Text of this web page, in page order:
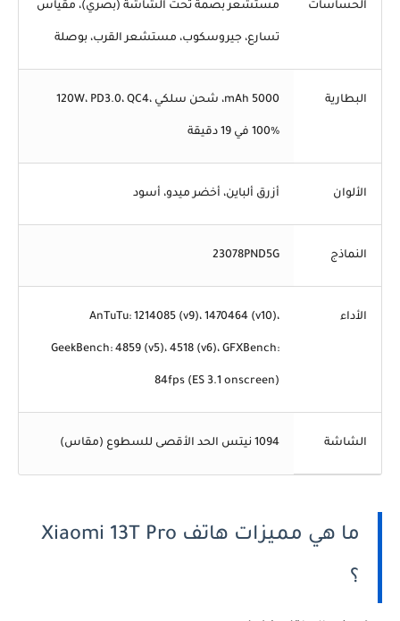
الحساسات مستشعر بصمة تحت الشاشة (بصري)، مقياس
تسارع، جيروسكوب، مستشعر القرب، بوصلة
البطارية 5000 mAh، شحن سلكي 120W، PD3.0، QC4،
100% في 19 دقيقة
الألوان أزرق ألباين، أخضر ميدو، أسود
النماذج 23078PND5G
الأداء AnTuTu: 1214085 (v9)، 1470464 (v10)،
GeekBench: 4859 (v5)، 4518 (v6)، GFXBench:
84fps (ES 3.1 onscreen)
الشاشة 1094 نيتس الحد الأقصى للسطوع (مقاس)
ما هي مميزات هاتف Xiaomi 13T Pro
؟